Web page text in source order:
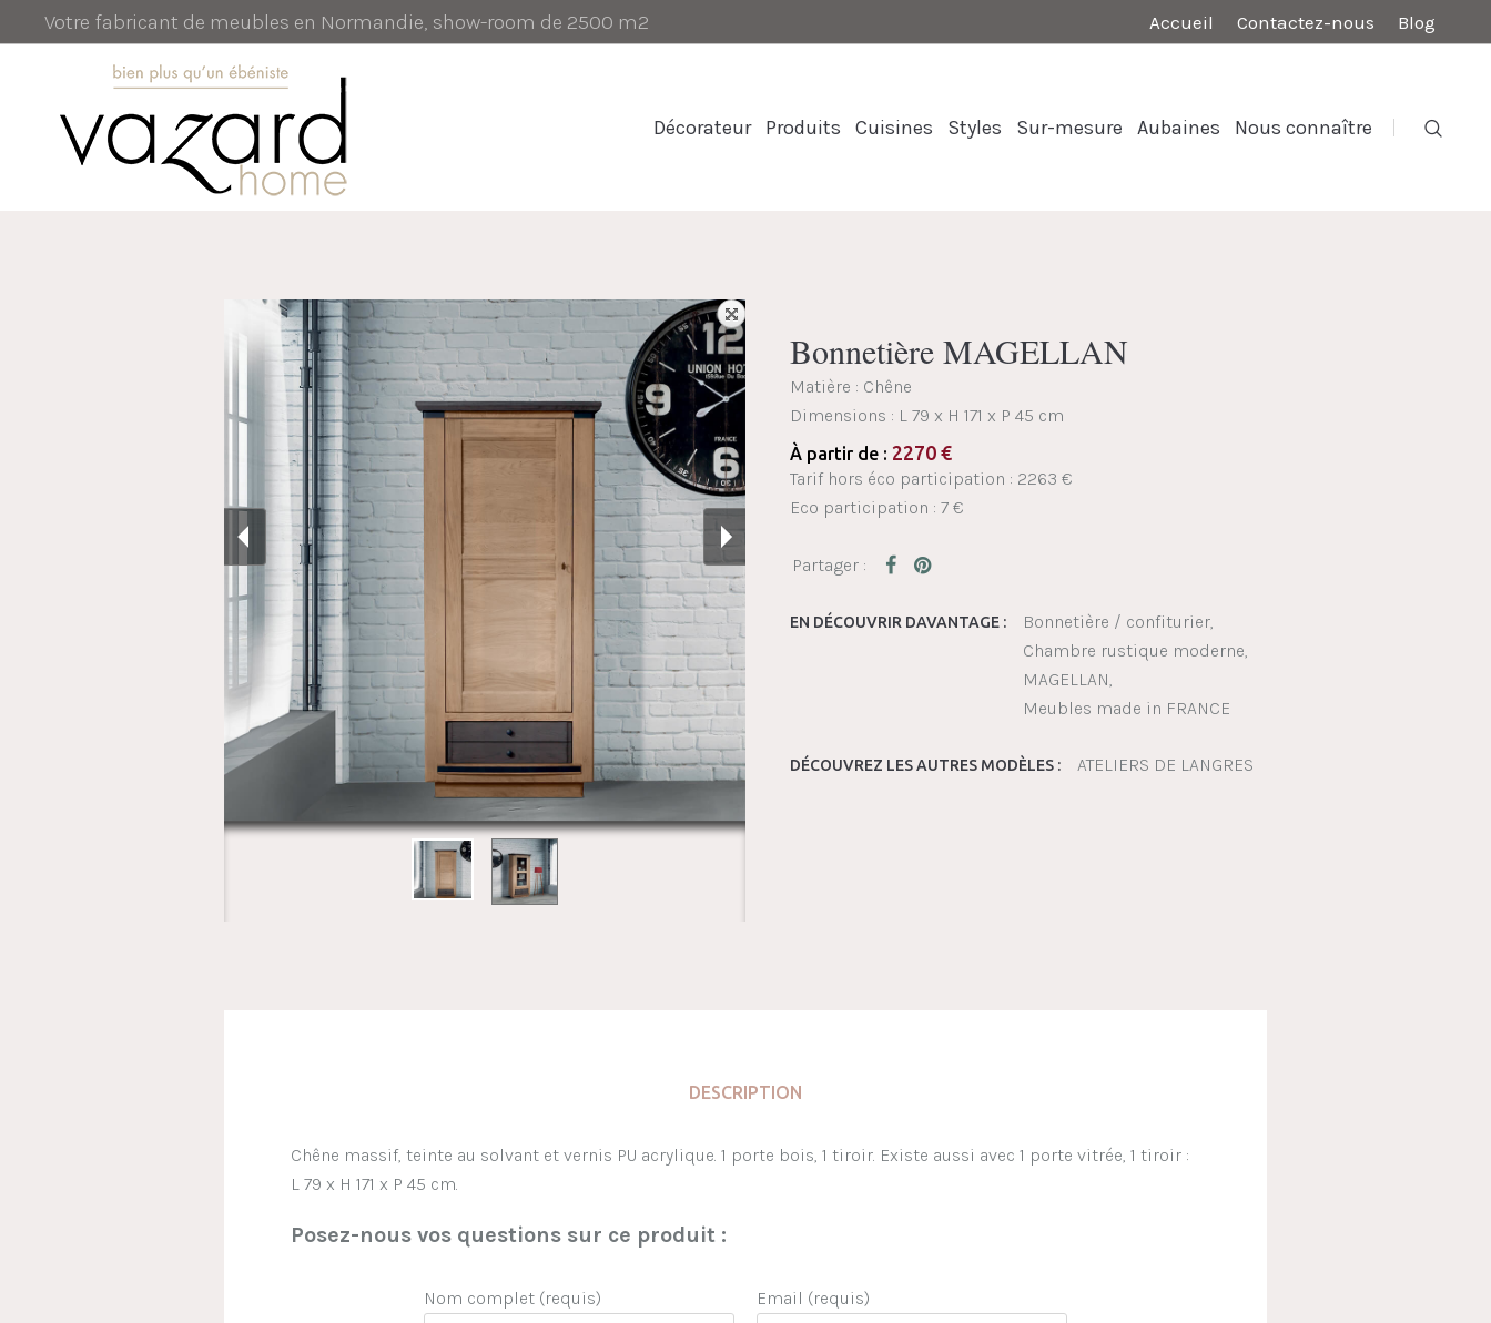
Accueil Contactez-nous Blog
Votre fabricant de meubles en Normandie, show-room de 2500 m2
Décorateur Produits Cuisines Styles Sur-mesure Aubaines Nous connaître
Bonnetière MAGELLAN
Matière : Chêne
Dimensions : L 79 x H 171 x P 45 cm
À partir de : 2270 €
Tarif hors éco participation : 2263 €
Eco participation : 7 €
EN DÉCOUVRIR DAVANTAGE :
Bonnetière / confiturier
Chambre rustique moderne
MAGELLAN
Meubles made in FRANCE
DÉCOUVREZ LES AUTRES MODÈLES : ATELIERS DE LANGRES
DESCRIPTION
Chêne massif, teinte au solvant et vernis PU acrylique. 1 porte bois, 1 tiroir. Existe aussi avec 1 porte vitrée, 1 tiroir :
L 79 x H 171 x P 45 cm.
Posez-nous vos questions sur ce produit :
Nom complet (requis) Email (requis)